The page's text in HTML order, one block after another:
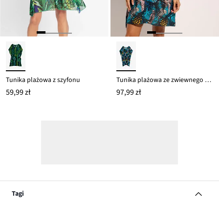
Tunika plażowa z szyfonu
59,99 zł
Tunika plażowa ze zwiewnego szyfonu
97,99 zł
Tagi